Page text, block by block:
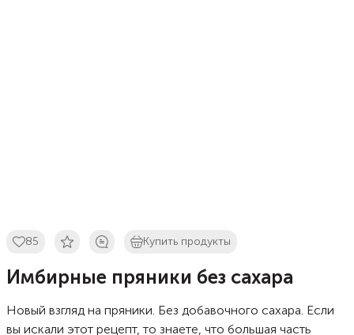
85 Купить продукты
Имбирные пряники без сахара
Новый взгляд на пряники. Без добавочного сахара. Если
вы искали этот рецепт, то знаете, что большая часть